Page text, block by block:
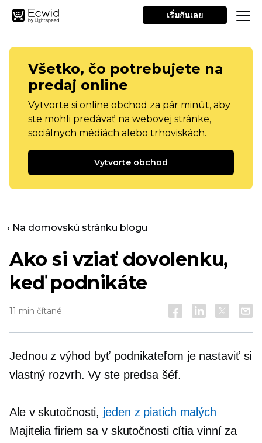
เริ่มกันเลย
Všetko, čo potrebujete na
predaj online
Vytvorte si online obchod za pár minút, aby
ste mohli predávať na webovej stránke,
sociálnych médiách alebo trhoviskách.
Vytvorte obchod
‹ Na domovskú stránku blogu
Ako si vziať dovolenku,
keď podnikáte
11 min čítané
Jednou z výhod byť podnikateľom je nastaviť si
vlastný rozvrh. Vy ste predsa šéf.
Ale v skutočnosti, jeden z piatich malých
Majitelia firiem sa v skutočnosti cítia vinní za